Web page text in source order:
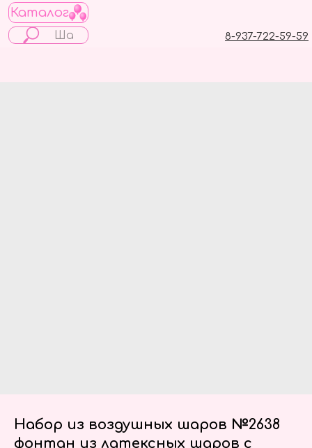
Каталог
8-937-722-59-59
Набор из воздушных шаров №2638
фонтан из латексных шаров с